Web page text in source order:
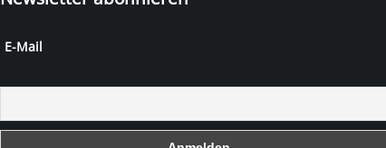
E-Mail